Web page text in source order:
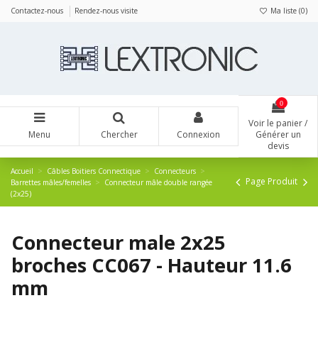
Contactez-nous Rendez-nous visite Ma liste (0)
Menu Chercher Connexion
0
Voir le panier /
Générer un
devis
Accueil Câbles Boitiers Connectique
Connecteurs
Barrettes mâles/femelles
Connecteur mâle double rangée
(2x25)
Page Produit
Connecteur male 2x25
broches CC067 - Hauteur 11.6
mm
Panneau de gestion des cookies